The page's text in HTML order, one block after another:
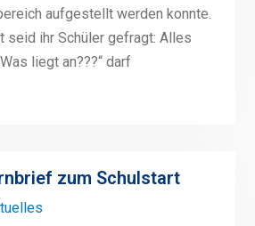
aufgestellt werden konnte.
seid ihr Schüler gefragt: Alles
liegt an???“ darf
zum Schulstart